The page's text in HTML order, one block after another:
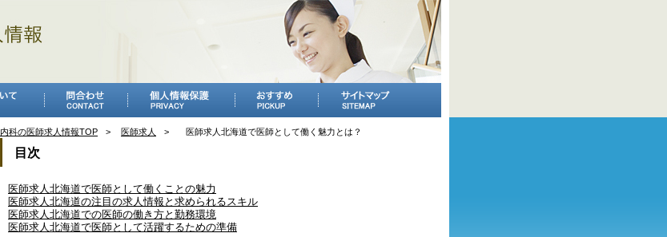
内科の医師求人情報TOP 医師求人 医師求人北海道で医師として働く魅力とは？
目次
医師求人北海道で医師として働くことの魅力
医師求人北海道の注目の求人情報と求められるスキル
医師求人北海道での医師の働き方と勤務環境
医師求人北海道で医師として活躍するための準備